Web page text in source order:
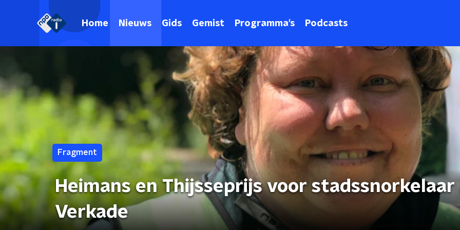
Home Nieuws Gids Gemist Programma's Podcasts
Fragment
Heimans en Thijsseprijs voor
Verkade